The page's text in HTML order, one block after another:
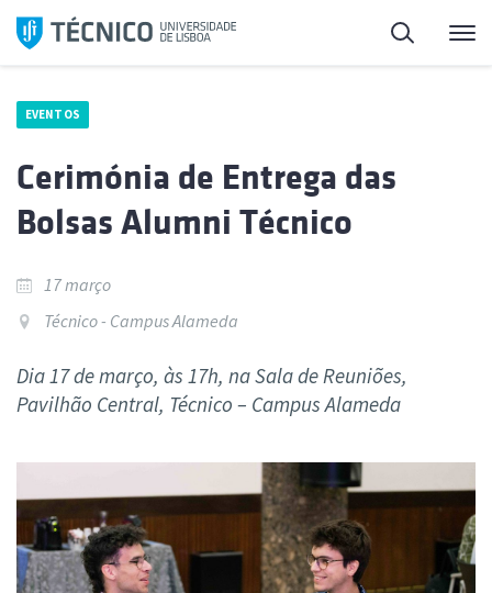
Saltar
para
Pesquisa
EVENTOS
Cerimónia de Entrega das
Bolsas Alumni Técnico
17 março
Técnico - Campus Alameda
Dia 17 de março, às 17h, na Sala de Reuniões,
Pavilhão Central, Técnico – Campus Alameda